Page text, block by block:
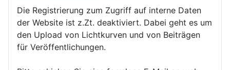
Die Registrierung zum Zugriff auf interne Daten
der Website ist z.Zt. deaktiviert. Dabei geht es um
den Upload von Lichtkurven und von Beiträgen
für Veröffentlichungen.